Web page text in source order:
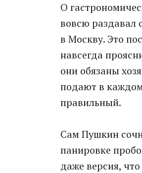
О
вовсю раздавал
в Москву. Это
навсегда
они обязаны
подают в
правильный.
Сам Пушкин
панировке
даже версия,